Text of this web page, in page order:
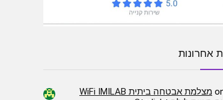
אחרונות
מצלמת אבטחה ביתית WiFi IMILAB